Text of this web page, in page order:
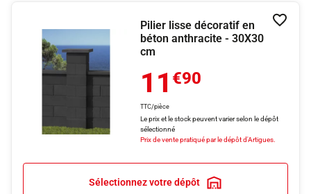
Pilier lisse décoratif en
béton anthracite - 30X30
cm
11 €90
TTC/pièce
Le prix et le stock peuvent varier selon le dépôt
sélectionné
Prix de vente pratiqué par le dépôt d'Artigues.
Sélectionnez votre dépôt